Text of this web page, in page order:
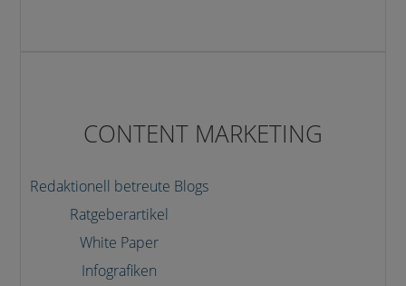
CONTENT MARKETING
Redaktionell betreute Blogs
Ratgeberartikel
White Paper
Infografiken